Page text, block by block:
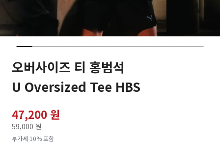
오버사이즈 티 홍범석
U Oversized Tee HBS
47,200 원
59,000 원
로
부가세 10% 포함